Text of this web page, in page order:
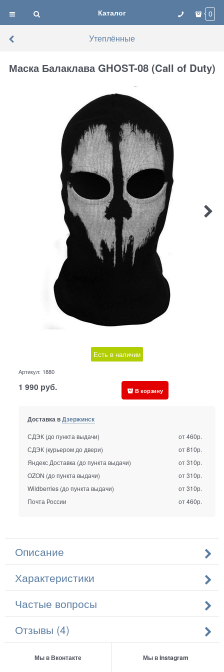
Каталог 0
Утеплённые
Маска Балаклава GHOST-08 (Call of Duty)
Есть в наличии
Артикул: 1880
1 990 руб. В корзину
Доставка вДзержинск
СДЭК (до пункта выдачи)
от 460р.
СДЭК (курьером до двери)
от 810р.
Яндекс Доставка (до пункта выдачи)
от 310р.
OZON (до пункта выдачи)
от 310р.
Wildberries (до пункта выдачи)
от 310р.
Почта России
от 460р.
Описание
Характеристики
Частые вопросы
Отзывы (4)
Мы в Вконтакте Мы в Instagram